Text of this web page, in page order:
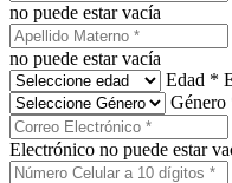
no puede estar vacía
no puede estar vacía
Edad *
Género
Electrónico no puede estar